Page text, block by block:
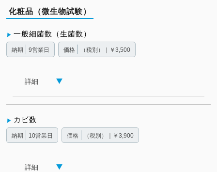
化粧品（微生物試験）
一般細菌数（生菌数）
納期 9営業日 価格 （税別）｜￥3,500
詳細
カビ数
納期 10営業日 価格 （税別）｜￥3,900
詳細